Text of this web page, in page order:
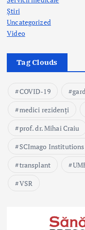
Știri
Uncategorized
Video
Tag Clouds
COVID-19
medici rezidenți
prof. dr. Mihai Craiu
SCImago Institutions
transplant
VSR